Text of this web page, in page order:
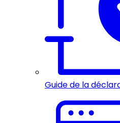
Guide de la